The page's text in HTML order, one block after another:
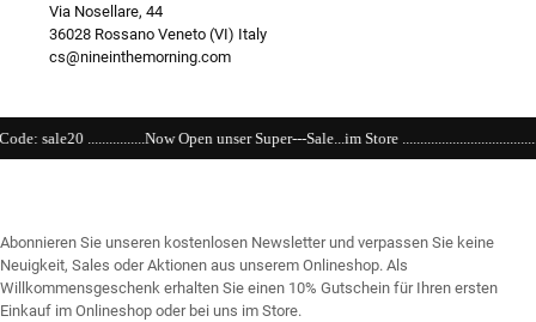
Via Nosellare, 44
36028 Rossano Veneto (VI) Italy
cs@nineinthemorning.com
Open unser Super---Sale...im Store
Abonnieren Sie unseren kostenlosen Newsletter und verpassen Sie keine
Neuigkeit, Sales oder Aktionen aus unserem Onlineshop. Als
Willkommensgeschenk erhalten Sie einen 10% Gutschein für Ihren ersten
Einkauf im Onlineshop oder bei uns im Store.